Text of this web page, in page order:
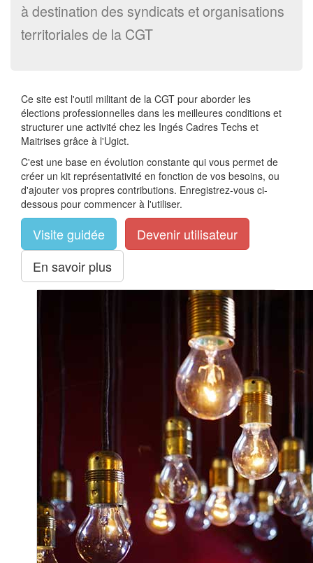
à destination des syndicats et organisations
territoriales de la CGT
Ce site est l'outil militant de la CGT pour aborder les
élections professionnelles dans les meilleures conditions et
structurer une activité chez les Ingés Cadres Techs et
Maitrises grâce à l'Ugict.
C'est une base en évolution constante qui vous permet de
créer un kit représentativité en fonction de vos besoins, ou
d'ajouter vos propres contributions. Enregistrez-vous ci-
dessous pour commencer à l'utiliser.
Visite guidée
Devenir utilisateur
En savoir plus